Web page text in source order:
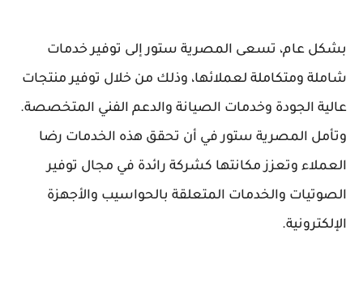
بشكل عام، تسعى المصرية ستور إلى توفير خدمات
شاملة ومتكاملة لعملائها، وذلك من خلال توفير منتجات
عالية الجودة وخدمات الصيانة والدعم الفني المتخصصة.
وتأمل المصرية ستور في أن تحقق هذه الخدمات رضا
العملاء وتعزز مكانتها كشركة رائدة في مجال توفير
الصوتيات والخدمات المتعلقة بالحواسيب والأجهزة
الإلكترونية.